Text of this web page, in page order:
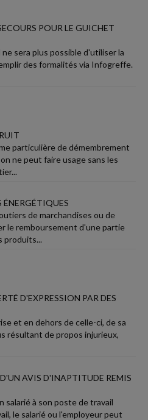
POUR LE GUICHET
sera plus possible d'utiliser la
des formalités via Infogreffe.
particulière de démembrement
ne peut faire usage sans les
ÉNERGÉTIQUES
de marchandises ou de
le remboursement d'une partie
produits...
D'EXPRESSION PAR DES
et en dehors de celle-ci, de sa
résultant de propos injurieux,
AVIS D'INAPTITUDE REMIS
salarié à son poste de travail
le salarié ou l'employeur peut